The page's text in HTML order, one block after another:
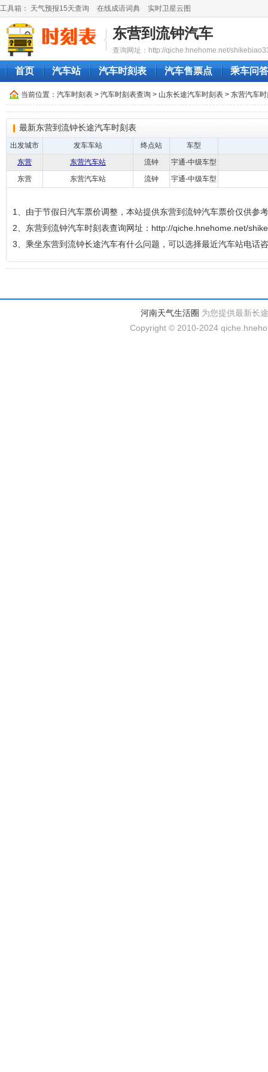
工具箱： 天气预报15天查询 在线成语词典 实时卫星云图
东营到流钟汽车
查询网址：http://qiche.hnehome.net/
首页 汽车站 汽车时刻表 汽车售票点 乘车问答
当前位置： 汽车时刻表 > 汽车时刻表查询 > 山东长途汽车时刻表 > 东营汽车
最新东营到流钟长途汽车时刻表
出发城市 发车车站 终点站
车型
东营
东营汽车站 流钟
宇通-中级车型
东营
东营汽车站 流钟 宇通-中级车型
1、由于节假日汽车票价调整，本站提供东营到流钟汽车票价仅供参
2、东营到流钟汽车时刻表查询网址：http://qiche.hnehome.net/
3、乘坐东营到流钟长途汽车有什么问题，可以选择最近汽车站电话
河南天气生活圈 为您提供最新长
Copyright © 2010-2024